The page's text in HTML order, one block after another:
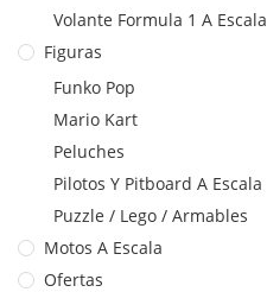
Volante Formula 1 A Escala
Figuras
Funko Pop
Mario Kart
Peluches
Pilotos Y Pitboard A Escala
Puzzle / Lego / Armables
Motos A Escala
Ofertas